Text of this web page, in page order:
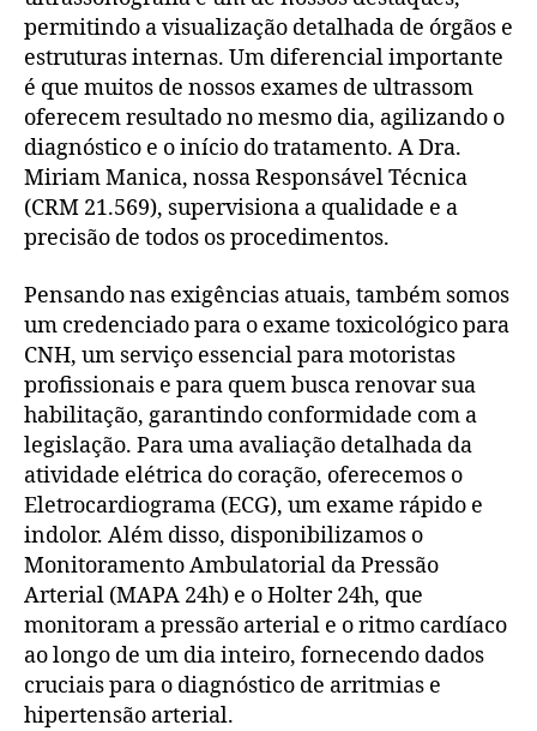
permitindo a visualização detalhada de órgãos e
estruturas internas. Um diferencial importante
é que muitos de nossos exames de ultrassom
oferecem resultado no mesmo dia, agilizando o
diagnóstico e o início do tratamento. A Dra.
Miriam Manica, nossa Responsável Técnica
(CRM 21.569), supervisiona a qualidade e a
precisão de todos os procedimentos.
Pensando nas exigências atuais, também somos
um credenciado para o exame toxicológico para
CNH, um serviço essencial para motoristas
profissionais e para quem busca renovar sua
habilitação, garantindo conformidade com a
legislação. Para uma avaliação detalhada da
atividade elétrica do coração, oferecemos o
Eletrocardiograma (ECG), um exame rápido e
indolor. Além disso, disponibilizamos o
Monitoramento Ambulatorial da Pressão
Arterial (MAPA 24h) e o Holter 24h, que
monitoram a pressão arterial e o ritmo cardíaco
ao longo de um dia inteiro, fornecendo dados
cruciais para o diagnóstico de arritmias e
hipertensão arterial.